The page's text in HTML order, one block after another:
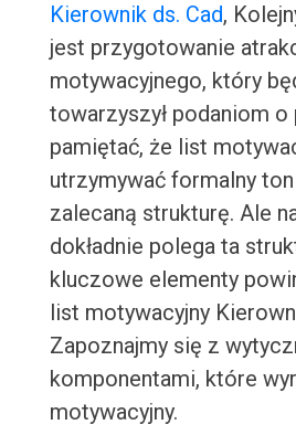
Kierownik ds. Cad,
jest przygotowanie
motywacyjnego, który
towarzyszył podaniom o
pamiętać, że list
utrzymywać formalny
zalecaną strukturę. Ale
dokładnie polega ta
kluczowe elementy
list motywacyjny
Zapoznajmy się z
komponentami, które
motywacyjny.